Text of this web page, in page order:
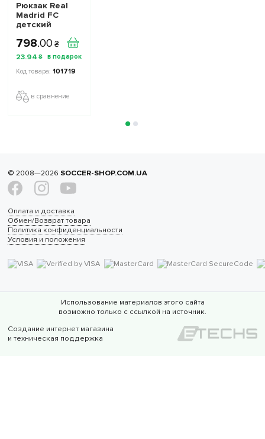
Рюкзак Real
Madrid FC
детский
798.00 ₴
23.94 ₴
101719
в сравнение
© 2008—2026 SOCCER-SHOP.COM.UA
Оплата и доставка
Обмен/Возврат товара
Политика конфиденциальности
Условия и положения
Использование материалов этого сайта
возможно только с ссылкой на источник.
Создание интернет магазина
и техническая поддержка